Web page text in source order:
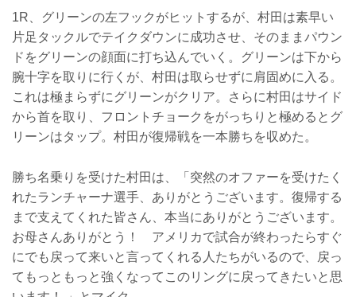
1R、グリーンの左フックがヒットするが、村田は素早い
片足タックルでテイクダウンに成功させ、そのままパウン
ドをグリーンの顔面に打ち込んでいく。グリーンは下から
腕十字を取りに行くが、村田は取らせずに肩固めに入る。
これは極まらずにグリーンがクリア。さらに村田はサイド
から首を取り、フロントチョークをがっちりと極めるとグ
リーンはタップ。村田が復帰戦を一本勝ちを収めた。
勝ち名乗りを受けた村田は、「突然のオファーを受けたく
れたランチャーナ選手、ありがとうございます。復帰する
まで支えてくれた皆さん、本当にありがとうございます。
お母さんありがとう！ アメリカで試合が終わったらすぐ
にでも戻って来いと言ってくれる人たちがいるので、戻っ
てもっともっと強くなってこのリングに戻ってきたいと思